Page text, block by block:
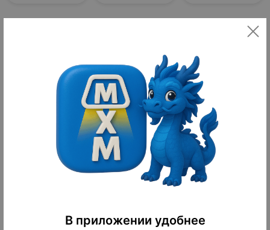
В приложении удобнее